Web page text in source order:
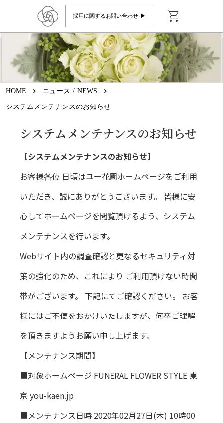
採用に関するお問い合わせ ▶︎ shopping_cart
HOME keyboard_arrow_right ニュース / NEWS keyboard_arrow_right
システムメンテナンスのお知らせ
システムメンテナンスのお知らせ
【システムメンテナンスのお知らせ】
お客様各位 日頃はユー花園ホームページをご利用
いただき、誠にありがとうございます。 皆様に安
心してホームページを閲覧頂けるよう、システム
メンテナンスを行います。
Webサイト内の調査確認と更なるセキュリティ対
策の強化のため、これにより ご利用頂けない時間
帯がございます。 下記にてご確認ください。 お客
様にはご不便をおかけいたしますが、何卒ご理解
を頂きますようお願い申し上げます。
【メンテナンス期間】
■対象ホームページ FUNERAL FLOWER STYLE 東
京 you-kaen.jp
■メンテナンス日時 2020年02月27日(木) 10時00